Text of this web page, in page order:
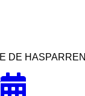
DE HASPARREN